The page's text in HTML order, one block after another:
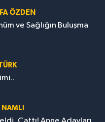
ÖZDEN
ve Sağlığın Buluşma